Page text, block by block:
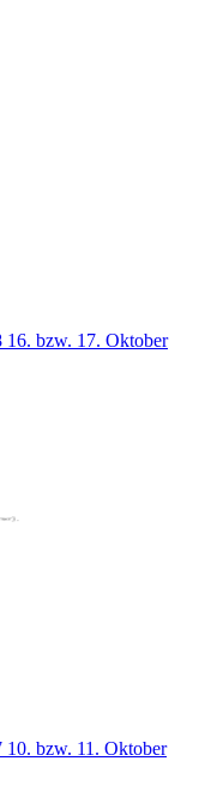
16. bzw. 17. Oktober
10. bzw. 11. Oktober